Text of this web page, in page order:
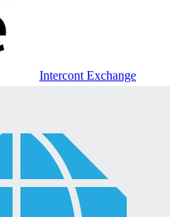
Intercont Exchange